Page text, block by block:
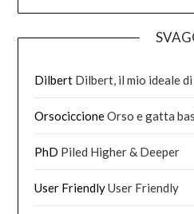
Dilbert Dilbert, il mio ideale
OrsociccioneOrso e gatta
PhD Piled Higher & Deeper
User FriendlyUser Friendly